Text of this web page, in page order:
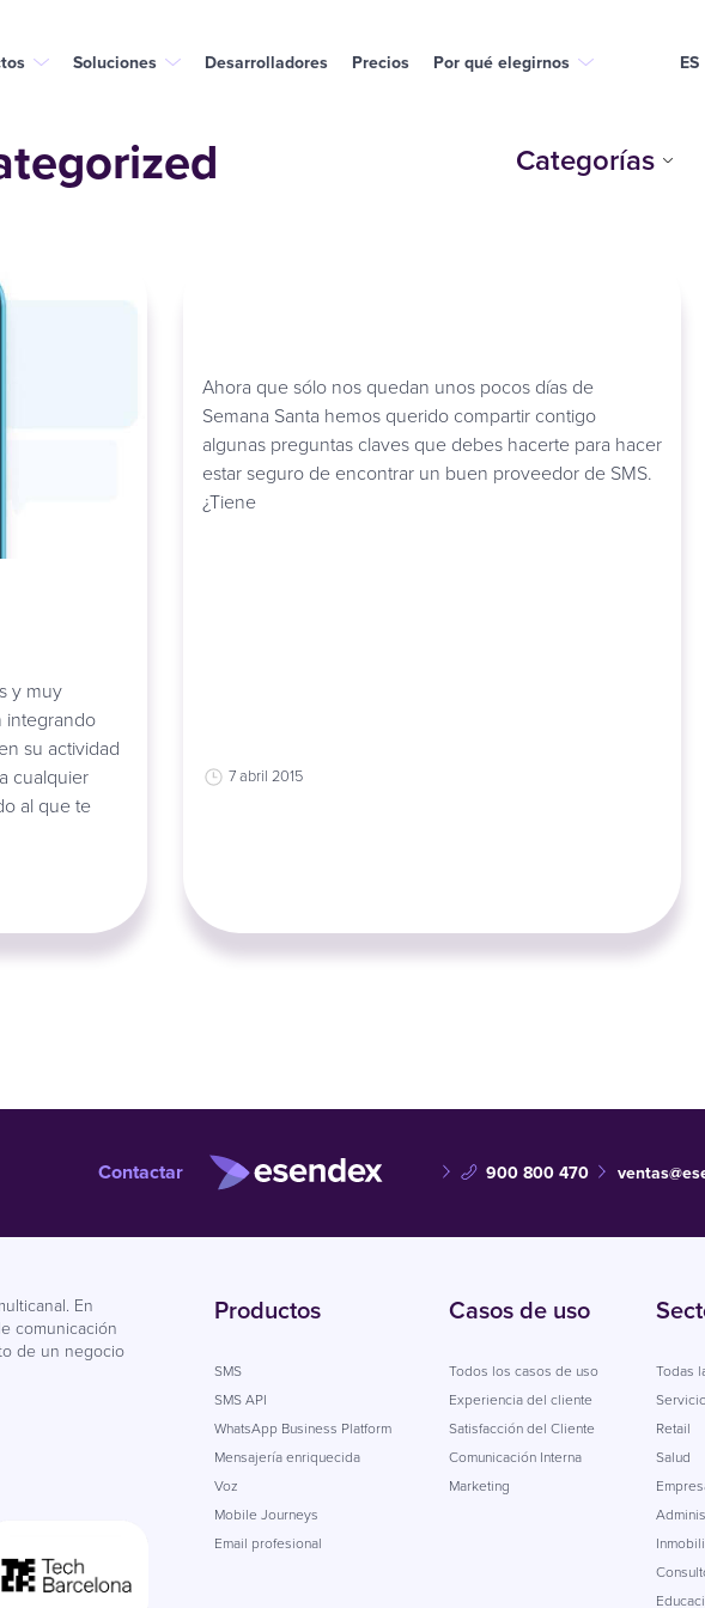
Soluciones Desarrolladores Precios Por qué elegirnos ES
Categorías
y muy
integrando
su actividad
cualquier
al que te
Ahora que sólo nos quedan unos pocos días de
Semana Santa hemos querido compartir contigo
algunas preguntas claves que debes hacerte para hacer
estar seguro de encontrar un buen proveedor de SMS.
¿Tiene
7 abril 2015
Contactar 900 800 470
En
comunicación
de un negocio
Productos
SMS
SMS API
WhatsApp Business Platform
Mensajería enriquecida
Voz
Mobile Journeys
Email profesional
Casos de uso
Todos los casos de uso
Experiencia del cliente
Satisfacción del Cliente
Comunicación Interna
Marketing
Todas
Retail
Salud